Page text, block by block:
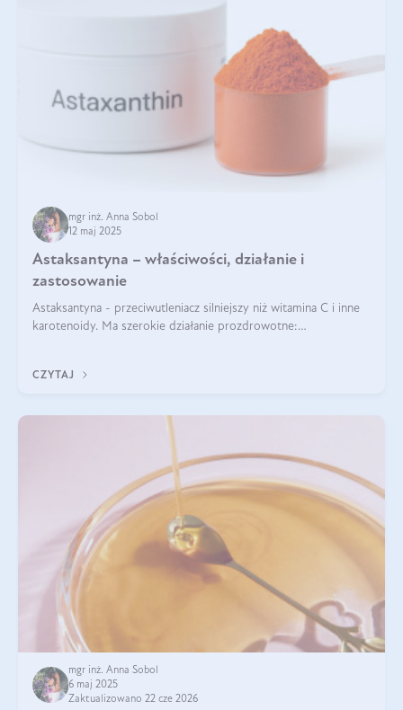
mgr inż. Anna Sobol
12 maj 2025
Astaksantyna – właściwości, działanie i
zastosowanie
Astaksantyna - przeciwutleniacz silniejszy niż witamina C i inne
karotenoidy. Ma szerokie działanie prozdrowotne:
CZYTAJ
mgr inż. Anna Sobol
6 maj 2025
Zaktualizowano 22 cze 2026